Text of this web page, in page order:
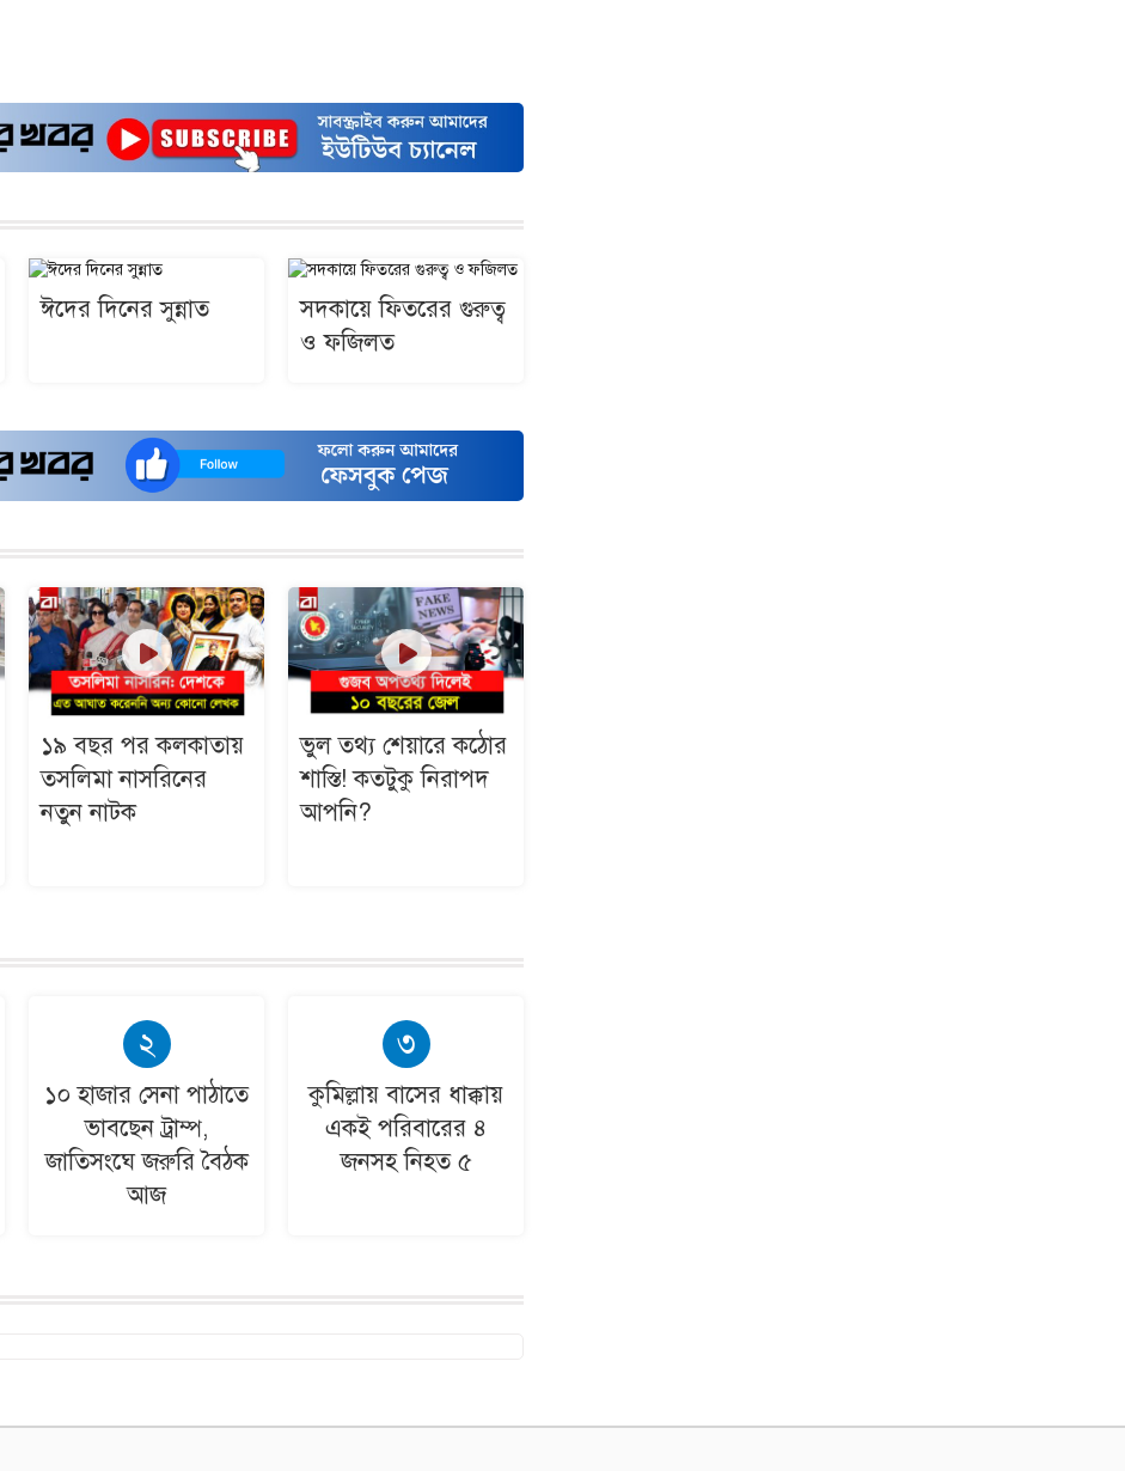
ঈদের দিনের সুন্নাত
সদকায়ে ফিতরের গুরুত্ব
ও ফজিলত
১৯ বছর পর কলকাতায়
তসলিমা নাসরিনের
নতুন নাটক
ভুল তথ্য শেয়ারে কঠোর
শাস্তি! কতটুকু নিরাপদ
আপনি?
২
১০ হাজার সেনা পাঠাতে
ভাবছেন ট্রাম্প,
জাতিসংঘে জরুরি বৈঠক
আজ
৩
কুমিল্লায় বাসের ধাক্কায়
একই পরিবারের ৪
জনসহ নিহত ৫